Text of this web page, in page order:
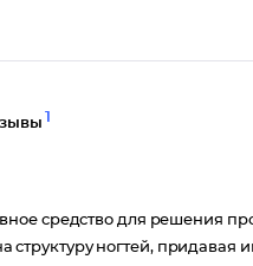
1
средство для решения
ногтей, придавая